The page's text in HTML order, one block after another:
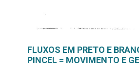
FLUXOS EM PRETO E
PINCEL = MOVIMENTO E